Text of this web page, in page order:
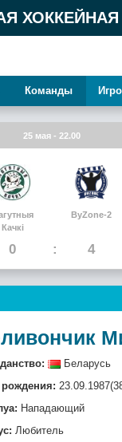
ХОККЕЙНАЯ
Команды
25 мая - 22.00
Качкi
0
ByZone-2
4
Беларусь
рождения:
Нападающий
Любитель